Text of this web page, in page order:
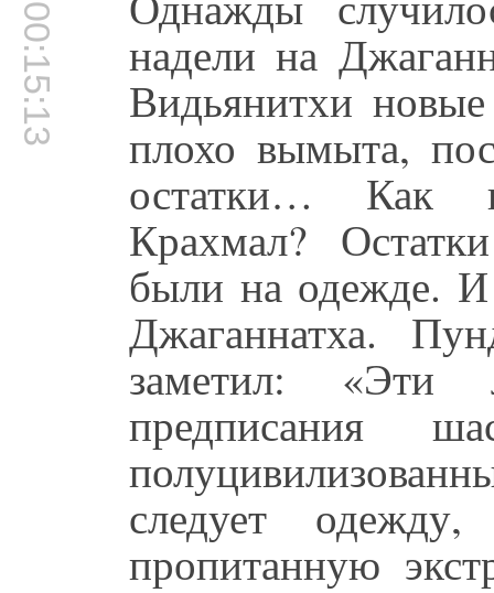
00:15:13 надели на
Видьянитхи
плохо вымыта,
остатки… Как
Крахмал?
были на одежде.
Джаганнатха.
заметил:
предписания
следует
пропитанную